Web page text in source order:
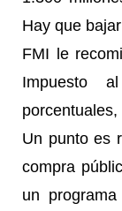
Hay que
FMI le
Impuesto
Un punto es
compra
un